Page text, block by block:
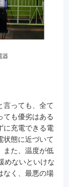
器
っても、全て
ても優劣はある
に充電できる電
状態に近づいて
また、温度が低
めないといけな
なく、最悪の場